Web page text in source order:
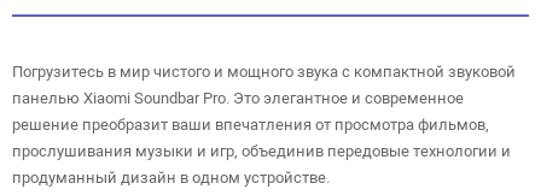
Погрузитесь в мир чистого и мощного звука с компактной звуковой
панелью Xiaomi Soundbar Pro. Это элегантное и современное
решение преобразит ваши впечатления от просмотра фильмов,
прослушивания музыки и игр, объединив передовые технологии и
продуманный дизайн в одном устройстве.